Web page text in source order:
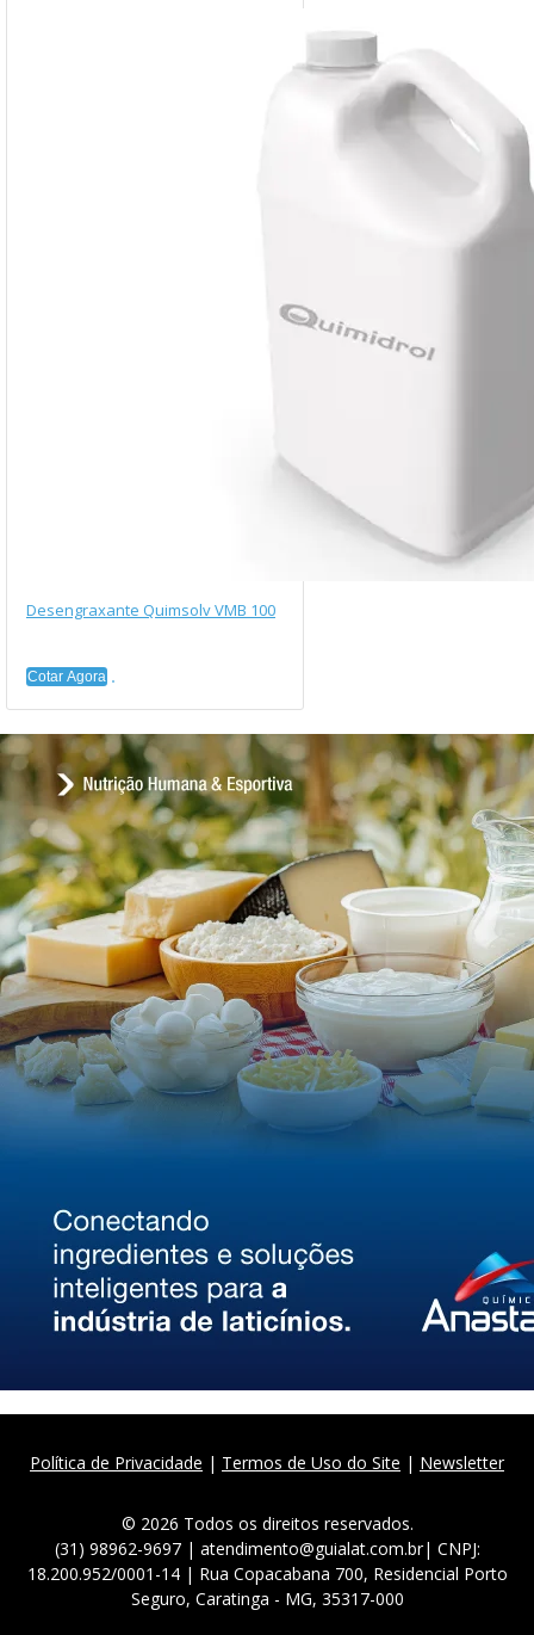
Desengraxante Quimsolv VMB 100
Cotar Agora
Política de Privacidade | Termos de Uso do Site | Newsletter
© 2026 Todos os direitos reservados.
(31) 98962-9697 | atendimento@guialat.com.br| CNPJ:
18.200.952/0001-14 | Rua Copacabana 700, Residencial Porto
Seguro, Caratinga - MG, 35317-000